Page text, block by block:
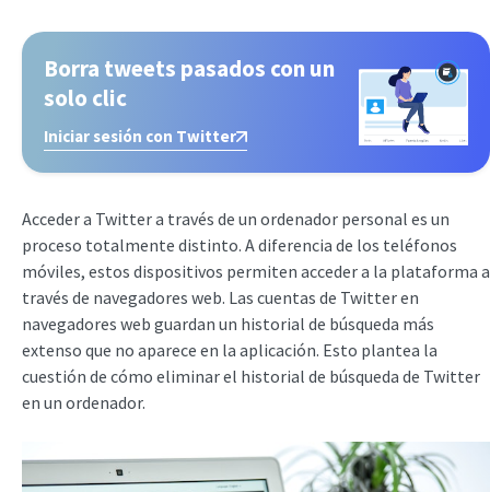
Borra tweets pasados con un
solo clic
Iniciar sesión con Twitter
Acceder a Twitter a través de un ordenador personal es un
proceso totalmente distinto. A diferencia de los teléfonos
móviles, estos dispositivos permiten acceder a la plataforma a
través de navegadores web. Las cuentas de Twitter en
navegadores web guardan un historial de búsqueda más
extenso que no aparece en la aplicación. Esto plantea la
cuestión de cómo eliminar el historial de búsqueda de Twitter
en un ordenador.